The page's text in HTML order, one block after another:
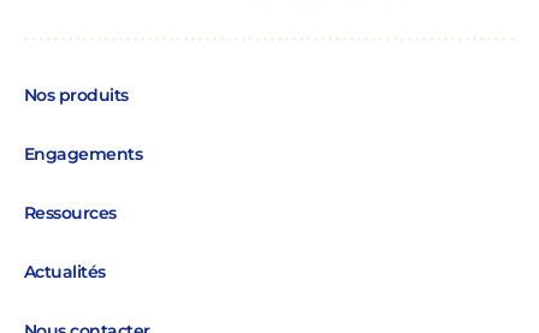
Nos produits
Engagements
Ressources
Actualités